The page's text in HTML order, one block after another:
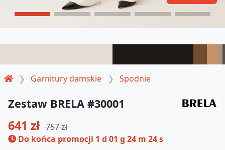
Garnitury damskie Spodnie
Zestaw BRELA #30001
641 zł 757 zł
Do końca promocji 1 d 01 g 24 m 23 s